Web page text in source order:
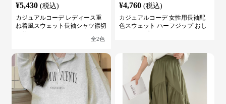
¥5,430 (税込)
カジュアルコーデ レディース重
ね着風スウェット長袖シャツ襟切
全2色
¥4,760 (税込)
カジュアルコーデ 女性用長袖配
色スウェット ハーフジップ おし